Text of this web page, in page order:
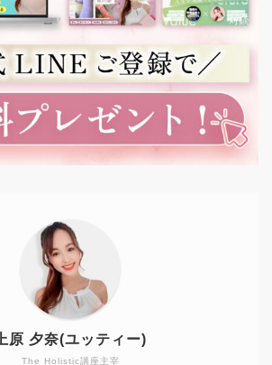
The Holistic講座主宰
上原 夕奈(ユッティー)